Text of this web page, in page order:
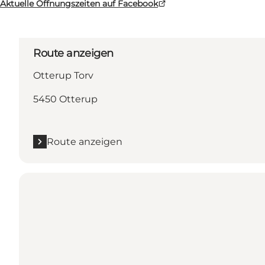
Aktuelle Öffnungszeiten auf Facebook
Route anzeigen
Otterup Torv
5450 Otterup
Route anzeigen